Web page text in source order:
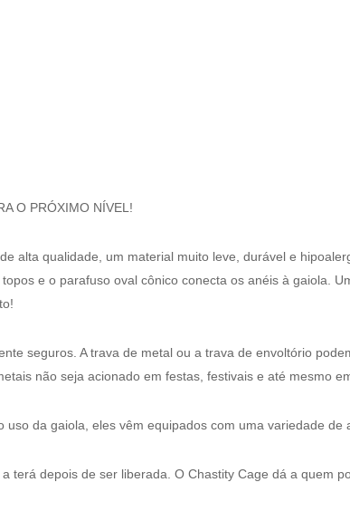
O PRÓXIMO NÍVEL!
alta qualidade, um material muito leve, durável e
e o parafuso oval cônico conecta os anéis à gaiola.
seguros. A trava de metal ou a trava de envoltório
não seja acionado em festas, festivais e até mesmo
da gaiola, eles vêm equipados com uma variedade de
terá depois de ser liberada. O Chastity Cage dá a quem